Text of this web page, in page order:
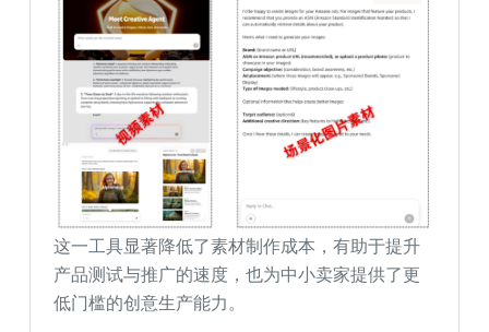
这一工具显著降低了素材制作成本，有助于提升
产品测试与推广的速度，也为中小卖家提供了更
低门槛的创意生产能力。